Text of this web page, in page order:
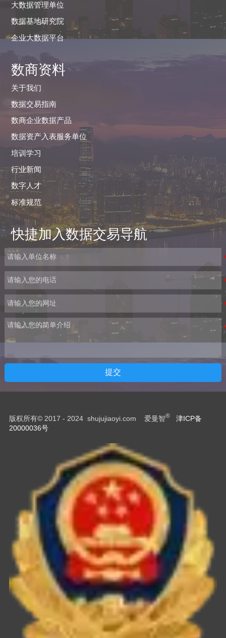
大数据管理单位
数据基地研究院
企业大数据平台
数商资料
关于我们
数据交易指南
数商企业数据产品
数据资产入表服务单位
培训学习
行业新闻
数字人才
标准规范
快捷加入数据交易导航
提交
版权所有© 2017 - 2024 shujujiaoyi.com 爱曼智®
津ICP备
20000036号